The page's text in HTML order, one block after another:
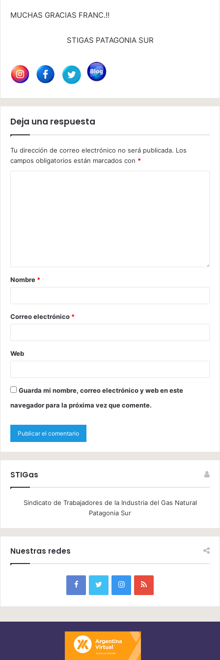
MUCHAS GRACIAS FRANC.!!
STIGAS PATAGONIA SUR
Deja una respuesta
Tu dirección de correo electrónico no será publicada. Los
campos obligatorios están marcados con *
Nombre *
Correo electrónico *
Web
Guarda mi nombre, correo electrónico y web en este
navegador para la próxima vez que comente.
STIGas
Sindicato de Trabajadores de la Industria del Gas Natural
Patagonia Sur
Nuestras redes